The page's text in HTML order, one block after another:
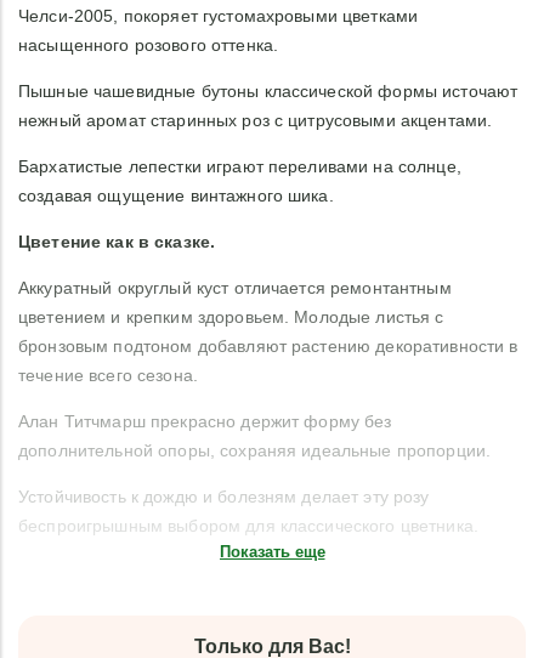
Челси-2005, покоряет густомахровыми цветками
насыщенного розового оттенка.
Пышные чашевидные бутоны классической формы источают
нежный аромат старинных роз с цитрусовыми акцентами.
Бархатистые лепестки играют переливами на солнце,
создавая ощущение винтажного шика.
Цветение как в сказке.
Аккуратный округлый куст отличается ремонтантным
цветением и крепким здоровьем. Молодые листья с
бронзовым подтоном добавляют растению декоративности в
течение всего сезона.
Алан Титчмарш прекрасно держит форму без
дополнительной опоры, сохраняя идеальные пропорции.
Устойчивость к дождю и болезням делает эту розу
беспроигрышным выбором для классического цветника.
Показать еще
Только для Вас!